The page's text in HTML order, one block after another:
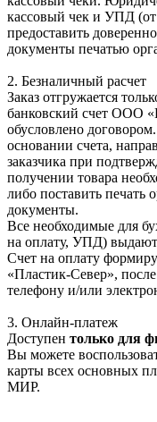
кассовый чек и УПД (от
предоставить
документы печатью
2. Безналичный расчет
Заказ отгружается
банковский счет ООО
обусловлено
основании счета,
заказчика при
получении товара
либо поставить печать
документы.
Все необходимые для
на оплату, УПД)
Счет на оплату
«Пластик-Север»,
телефону и/или
3. Онлайн-платеж
Доступен только для
Вы можете
карты всех основных
МИР.